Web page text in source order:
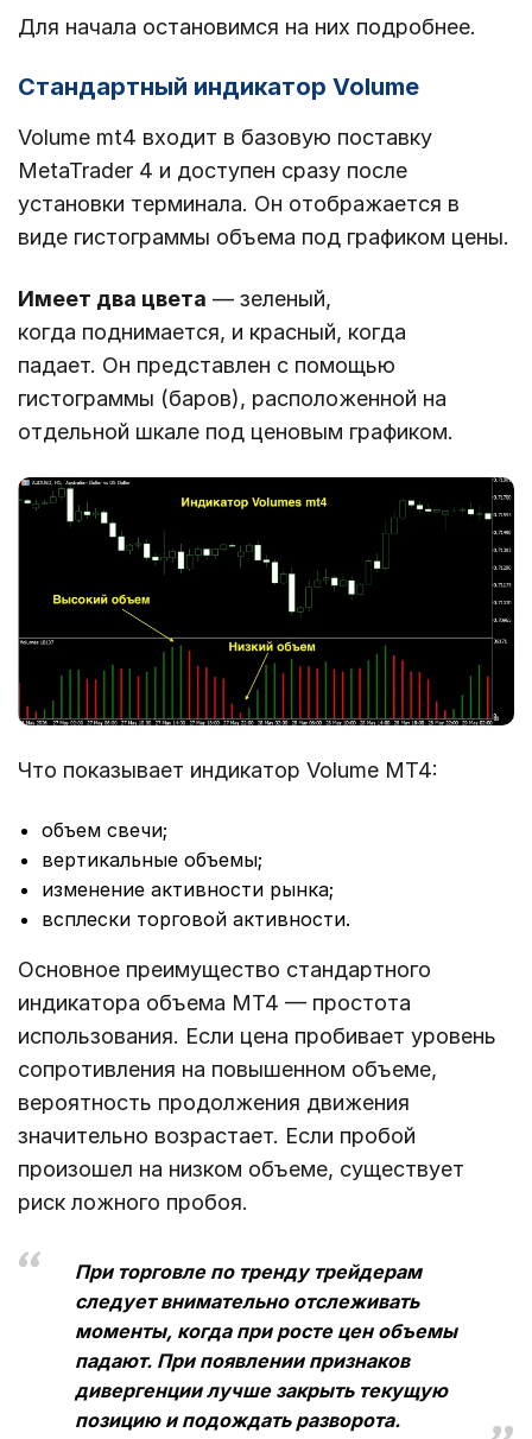
Для начала остановимся на них подробнее.
Стандартный индикатор Volume
Volume mt4 входит в базовую поставку
MetaTrader 4 и доступен сразу после
установки терминала. Он отображается в
виде гистограммы объема под графиком цены.
Имеет два цвета — зеленый,
когда поднимается, и красный, когда
падает. Он представлен с помощью
гистограммы (баров), расположенной на
отдельной шкале под ценовым графиком.
Что показывает индикатор Volume MT4:
объем свечи;
вертикальные объемы;
изменение активности рынка;
всплески торговой активности.
Основное преимущество стандартного
индикатора объема MT4 — простота
использования. Если цена пробивает уровень
сопротивления на повышенном объеме,
вероятность продолжения движения
значительно возрастает. Если пробой
произошел на низком объеме, существует
риск ложного пробоя.
При торговле по тренду трейдерам
следует внимательно отслеживать
моменты, когда при росте цен объемы
падают. При появлении признаков
дивергенции лучше закрыть текущую
позицию и подождать разворота.